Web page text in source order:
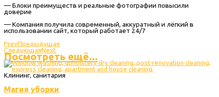
— Блоки преимуществ и реальные фотографии повысили
доверие
— Компания получила современный, аккуратный и лёгкий в
использовании сайт, который работает 24/7
PrevПредыдущая
СледующаяNext
Посмотреть ещё...
Клининг, санитария
Магия уборки